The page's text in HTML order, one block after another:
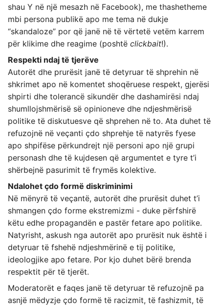
shau Y në një mesazh në Facebook), me thashetheme
mbi persona publikë apo me tema në dukje
“skandaloze” por që janë në të vërtetë vetëm karrem
për klikime dhe reagime (poshtë clickbait!).
Respekti ndaj të tjerëve
Autorët dhe prurësit janë të detyruar të shprehin në
shkrimet apo në komentet shoqëruese respekt, gjerësi
shpirti dhe tolerancë sikundër dhe dashamirësi ndaj
shumllojshmërisë së opinioneve dhe ndjeshmërisë
politike të diskutuesve që shprehen në to. Ata duhet të
refuzojnë në veçanti çdo shprehje të natyrës fyese
apo shpifëse përkundrejt një personi apo një grupi
personash dhe të kujdesen që argumentet e tyre t’i
shërbejnë pasurimit të frymës kolektive.
Ndalohet çdo formë diskriminimi
Në mënyrë të veçantë, autorët dhe prurësit duhet t’i
shmangen çdo forme ekstremizmi - duke përfshirë
këtu edhe propagandën e pastër fetare apo politike.
Natyrisht, askush nga autorët apo prurësit nuk është i
detyruar të fshehë ndjeshmërinë e tij politike,
ideologjike apo fetare. Por kjo duhet bërë brenda
respektit për të tjerët.
Moderatorët e faqes janë të detyruar të refuzojnë pa
asnjë mëdyzje çdo formë të racizmit, të fashizmit, të